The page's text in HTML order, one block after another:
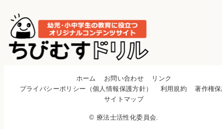
ホーム お問い合わせ
リンク
プライバシーポリシー（個人情報保護方針）
利用規約
著作権
サイトマップ
© 療法士活性化委員会.